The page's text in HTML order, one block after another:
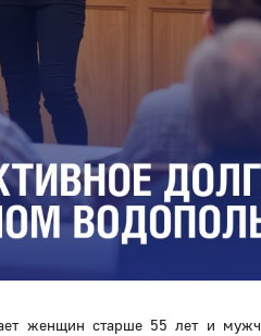
женщин старше 55 лет и